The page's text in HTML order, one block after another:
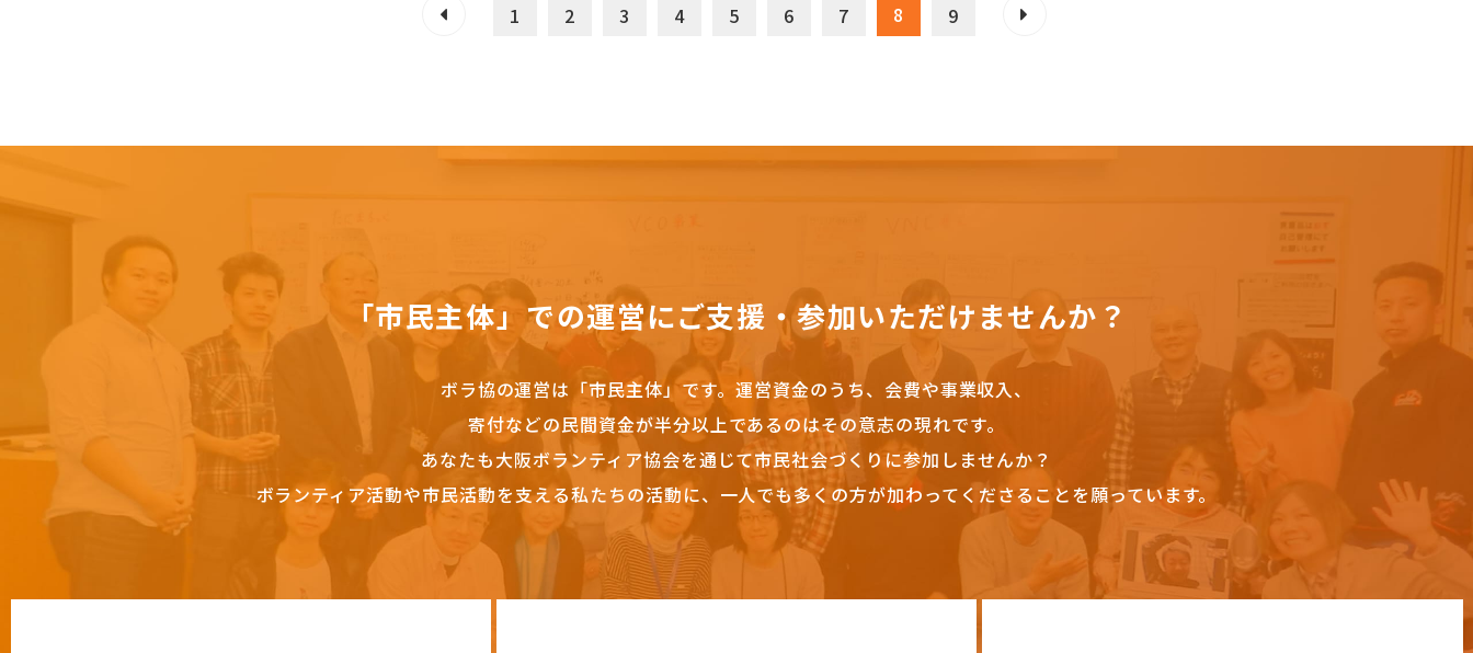
1 2 3 4 5 6 7 8 9
「市民主体」での運営にご支援・参加いただけませんか？
ボラ協の運営は「市民主体」です。 運営資金のうち、会費や事業収入、
寄付などの民間資金が半分以上であるのはその意志の現れです。
あなたも大阪ボランティア協会を通じて市民社会づくりに参加しませんか？
ボランティア活動や市民活動を支える私たちの活動に、一人でも多くの方が加わってくださることを願っています。